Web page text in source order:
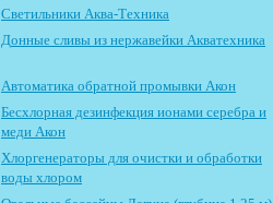
Светильники Аква-Техника
Донные сливы из нержавейки Акватехника
Автоматика обратной промывки Акон
Бесхлорная дезинфекция ионами серебра и
меди Акон
Хлоргенераторы для очистки и обработки
воды хлором